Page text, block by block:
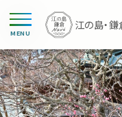
MENU